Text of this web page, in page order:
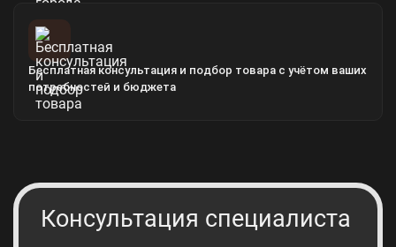
Бесплатная консультация и подбор товара с учётом ваших
потребностей и бюджета
Консультация специалиста